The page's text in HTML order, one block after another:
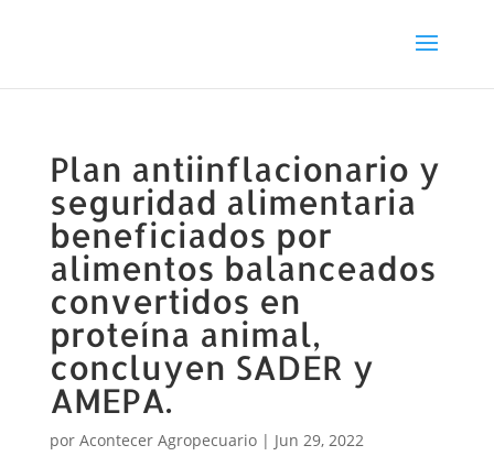
Plan antiinflacionario y
seguridad alimentaria
beneficiados por
alimentos balanceados
convertidos en
proteína animal,
concluyen SADER y
AMEPA.
por Acontecer Agropecuario| Jun 29, 2022